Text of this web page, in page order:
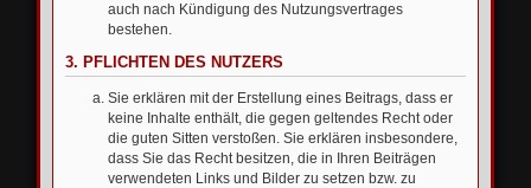
auch nach Kündigung des Nutzungsvertrages
bestehen.
3. PFLICHTEN DES NUTZERS
Sie erklären mit der Erstellung eines Beitrags, dass er
keine Inhalte enthält, die gegen geltendes Recht oder
die guten Sitten verstoßen. Sie erklären insbesondere,
dass Sie das Recht besitzen, die in Ihren Beiträgen
verwendeten Links und Bilder zu setzen bzw. zu